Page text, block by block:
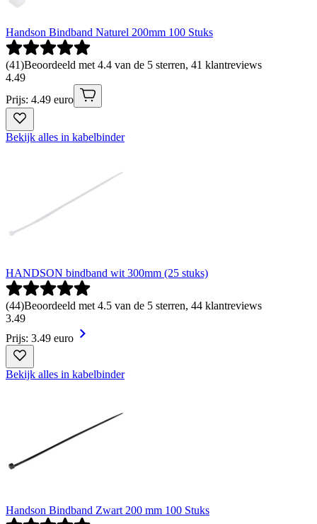
Handson Bindband Naturel 200mm 100 Stuks
(41)Beoordeeld met 4.4 van de 5 sterren, 41 klantreviews
4.49
Prijs: 4.49 euro
Bekijk alles in kabelbinder
HANDSON bindband wit 300mm (25 stuks)
(44)Beoordeeld met 4.5 van de 5 sterren, 44 klantreviews
3.49
Prijs: 3.49 euro
Bekijk alles in kabelbinder
Handson Bindband Zwart 200 mm 100 Stuks